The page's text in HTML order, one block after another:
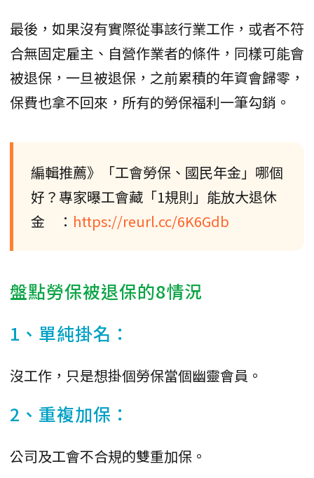
最後，如果沒有實際從事該行業工作，或者不符
合無固定雇主、自營作業者的條件，同樣可能會
被退保，一旦被退保，之前累積的年資會歸零，
保費也拿不回來，所有的勞保福利一筆勾銷。
編輯推薦》「工會勞保、國民年金」哪個
好？專家曝工會藏「1規則」能放大退休
金 ： https://reurl.cc/6K6Gdb
盤點勞保被退保的8情況
1、單純掛名：
沒工作，只是想掛個勞保當個幽靈會員。
2、重複加保：
公司及工會不合規的雙重加保。